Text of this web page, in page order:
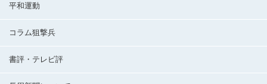
平和運動
コラム狙撃兵
書評・テレビ評